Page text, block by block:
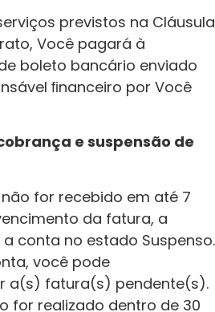
previstos na Cláusula
Você pagará à
de boleto bancário enviado
ﬁnanceiro por Você
e suspensão de
for recebido em até 7
da fatura, a
a conta no estado Suspenso.
você pode
a(s) fatura(s) pendente(s).
for realizado dentro de 30